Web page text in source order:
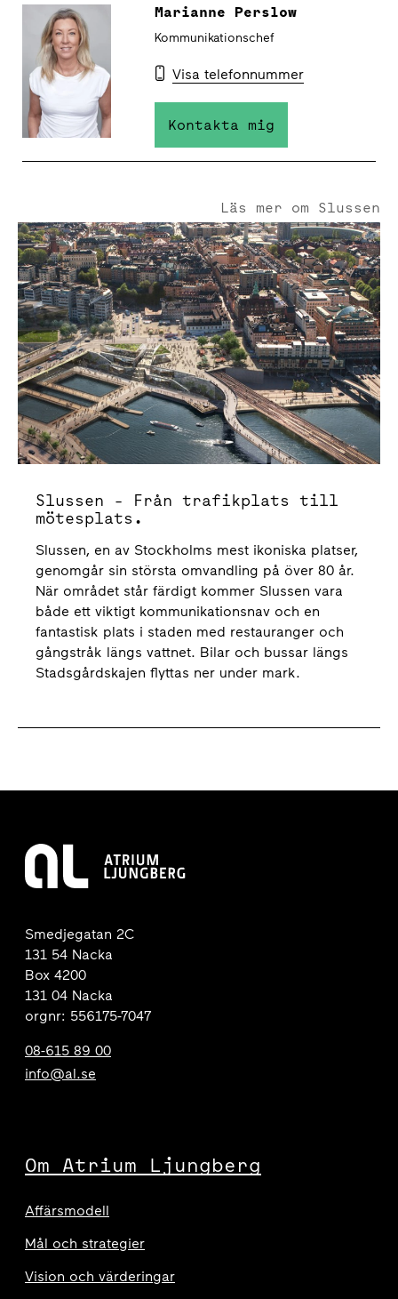
Marianne Perslow
Kommunikationschef
Visa telefonnummer
Kontakta mig
Slussen - Från trafikplats till mötesplats.Läs mer om Slussen
Slussen - Från trafikplats till
mötesplats.
Slussen, en av Stockholms mest ikoniska platser,
genomgår sin största omvandling på över 80 år.
När området står färdigt kommer Slussen vara
både ett viktigt kommunikationsnav och en
fantastisk plats i staden med restauranger och
gångstråk längs vattnet. Bilar och bussar längs
Stadsgårdskajen flyttas ner under mark.
Smedjegatan 2C
131 54 Nacka
Box 4200
131 04 Nacka
orgnr: 556175-7047
08-615 89 00
info@al.se
Om Atrium Ljungberg
Affärsmodell
Mål och strategier
Vision och värderingar